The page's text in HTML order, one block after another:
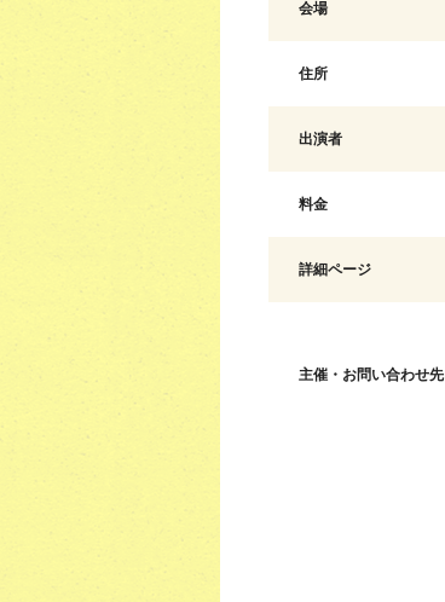
会場
住所
出演者
料金
詳細ページ
主催・お問い合わせ先